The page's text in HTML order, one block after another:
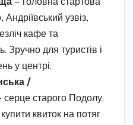
— головна стартова
узвіз,
кафе та
Зручно для туристів і
у центрі.
/
серце старого Подолу.
квиток на потяг